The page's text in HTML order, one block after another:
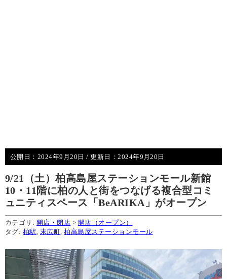
公開日： 2024年9月20日 / 更新日：2024年9月20日
9/21（土）柏高島屋ステーションモール新館
10・11階に柏の人と街をつなげる複合型コミ
ュニティスペース「BeARIKA」がオープン
カテゴリ: 開店・閉店 > 開店（オープン）
タグ: 柏駅 末広町 ,柏高島屋ステーションモール